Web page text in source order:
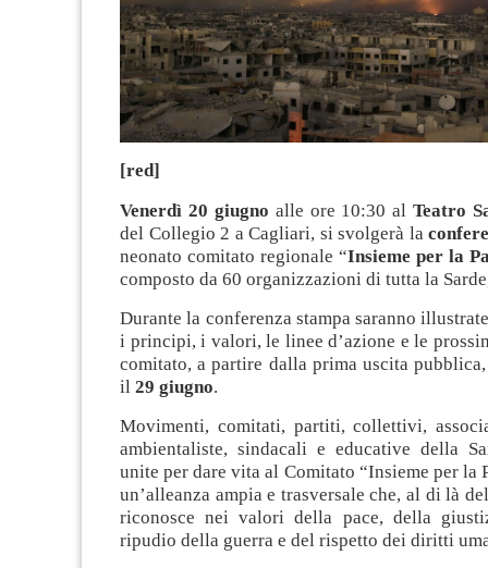
[red]
Venerdì 20 giugno alle ore 10:30 al Teatro
del Collegio 2 a Cagliari, si svolgerà la
neonato comitato regionale “Insieme per la
composto da 60 organizzazioni di tutta la
Durante la conferenza stampa saranno
i principi, i valori, le linee d’azione e le
comitato, a partire dalla prima uscita
il 29 giugno.
Movimenti, comitati, partiti, collettivi,
ambientaliste, sindacali e educative della
unite per dare vita al Comitato “Insieme per la
un’alleanza ampia e trasversale che, al di là
riconosce nei valori della pace, della
ripudio della guerra e del rispetto dei diritti